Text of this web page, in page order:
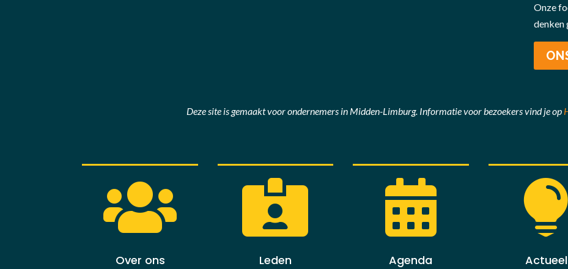
Onze
denken
Deze site is gemaakt voor ondernemers in Midden-Limburg. Informatie voor bezoekers vind je op

Over ons

Leden

Agenda

Actueel